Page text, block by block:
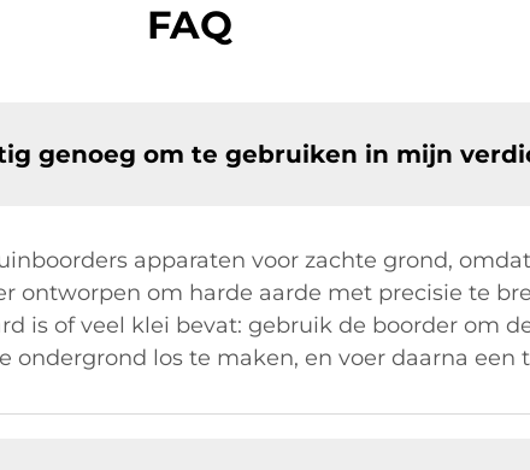
FAQ
genoeg om te gebruiken in mijn
apparaten voor zachte grond,
ontworpen om harde aarde met precisie te
is of veel klei bevat: gebruik de boorder om
ondergrond los te maken, en voer daarna een